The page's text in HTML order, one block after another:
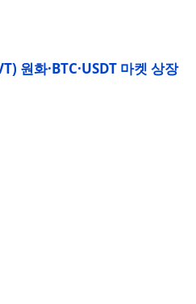
원화·BTC·USDT 마켓 상장